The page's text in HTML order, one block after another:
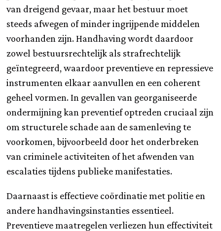
van dreigend gevaar, maar het bestuur moet
steeds afwegen of minder ingrijpende middelen
voorhanden zijn. Handhaving wordt daardoor
zowel bestuursrechtelijk als strafrechtelijk
geïntegreerd, waardoor preventieve en repressieve
instrumenten elkaar aanvullen en een coherent
geheel vormen. In gevallen van georganiseerde
ondermijning kan preventief optreden cruciaal zijn
om structurele schade aan de samenleving te
voorkomen, bijvoorbeeld door het onderbreken
van criminele activiteiten of het afwenden van
escalaties tijdens publieke manifestaties.
Daarnaast is effectieve coördinatie met politie en
andere handhavingsinstanties essentieel.
Preventieve maatregelen verliezen hun effectiviteit